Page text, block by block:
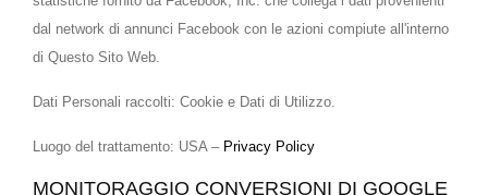
dal network di annunci Facebook con le azioni compiute all'interno
di Questo Sito Web.
Dati Personali raccolti: Cookie e Dati di Utilizzo.
Luogo del trattamento: USA – Privacy Policy
MONITORAGGIO CONVERSIONI DI GOOGLE